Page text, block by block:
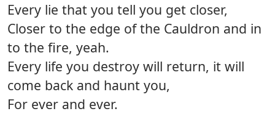
Every lie that you tell you get closer,
Closer to the edge of the Cauldron and in
to the fire, yeah.
Every life you destroy will return, it will
come back and haunt you,
For ever and ever.